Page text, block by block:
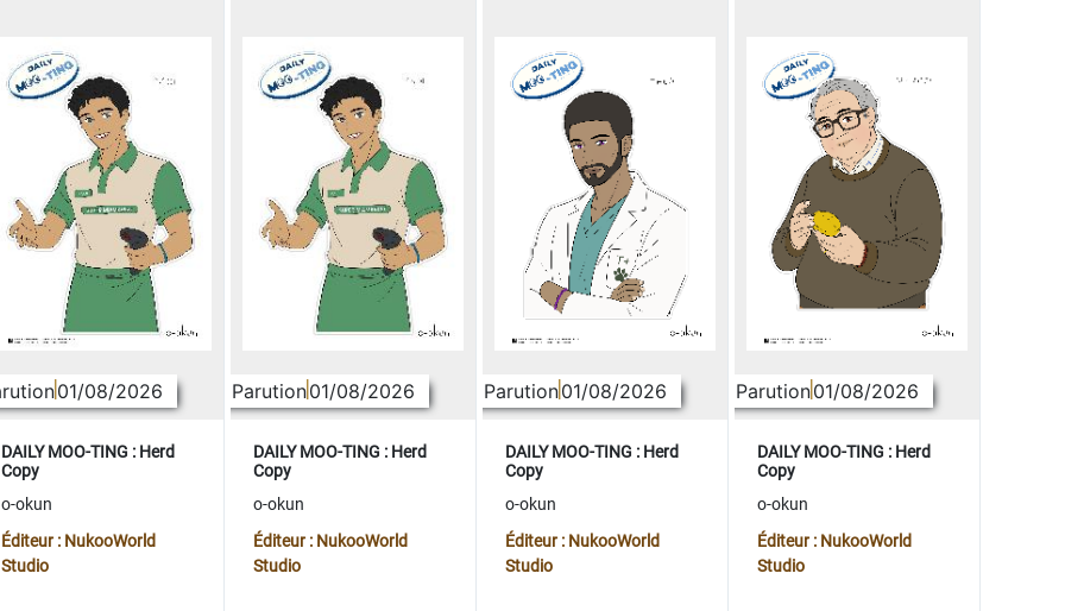
01/08/2026
DAILY MOO-TING : Herd
Copy
o-okun
Éditeur : NukooWorld
Studio
Parution01/08/2026
DAILY MOO-TING : Herd
Copy
o-okun
Éditeur : NukooWorld
Studio
Parution01/08/2026
DAILY MOO-TING : Herd
Copy
o-okun
Éditeur : NukooWorld
Studio
Parution01/08/2026
DAILY MOO-TING : Herd
Copy
o-okun
Éditeur : NukooWorld
Studio